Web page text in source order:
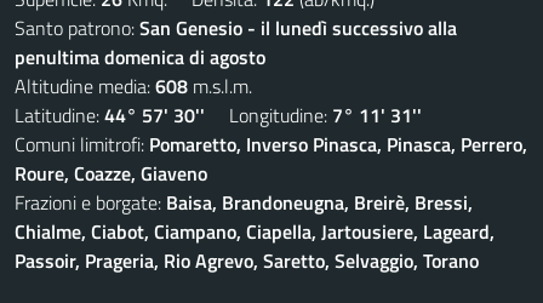
Santo patrono:San Genesio - il lunedì successivo alla
penultima domenica di agosto
Altitudine media:608 m.s.l.m.
Latitudine:44° 57' 30'' Longitudine: 7° 11' 31''
Comuni limitrofi: Pomaretto, Inverso Pinasca, Pinasca, Perrero,
Roure, Coazze, Giaveno
Frazioni e borgate: Baisa, Brandoneugna, Breirè, Bressi,
Chialme, Ciabot, Ciampano, Ciapella, Jartousiere, Lageard,
Passoir, Prageria, Rio Agrevo, Saretto, Selvaggio, Torano